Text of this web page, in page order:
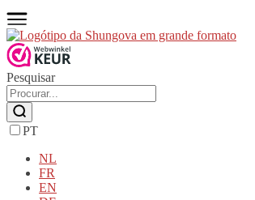
Pesquisar
PT
NL
FR
EN